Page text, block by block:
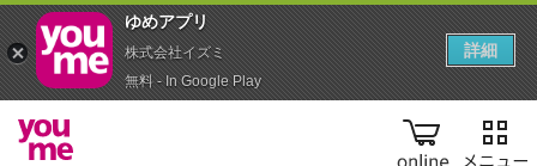
online
ゆめアプ‪リ‬
株式会社イズミ
無料 - In Google Play
詳細